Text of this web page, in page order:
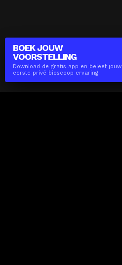
BOEK JOUW
VOORSTELLING
Download de gratis app en beleef jouw
eerste privé bioscoop ervaring.